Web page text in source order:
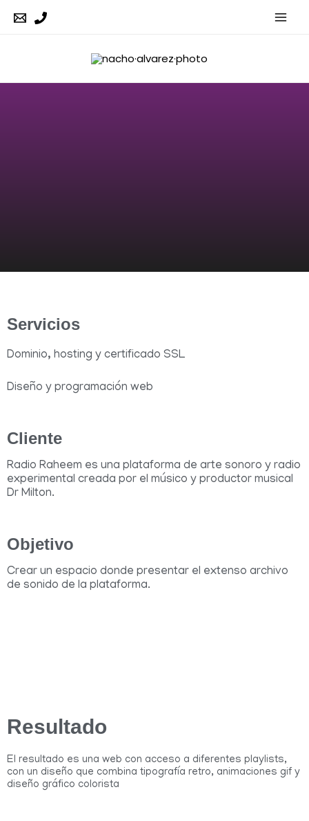
Servicios
Dominio, hosting y certificado SSL
Diseño y programación web
Cliente
Radio Raheem es una plataforma de arte sonoro y radio
experimental creada por el músico y productor musical
Dr Milton.
Objetivo
Crear un espacio donde presentar el extenso archivo
de sonido de la plataforma.
Resultado
El resultado es una web con acceso a diferentes playlists,
con un diseño que combina tipografía retro, animaciones gif y
diseño gráfico colorista